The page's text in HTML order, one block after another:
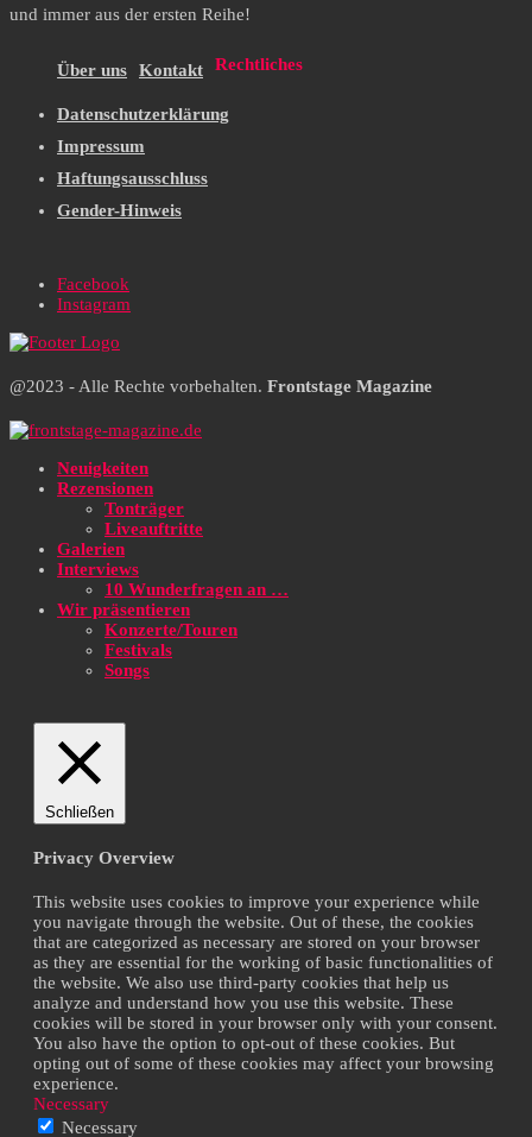
und immer aus der ersten Reihe!
Über uns Kontakt Rechtliches
Datenschutzerklärung
Impressum
Haftungsausschluss
Gender-Hinweis
Facebook
Instagram
@2023 - Alle Rechte vorbehalten. Frontstage Magazine
Neuigkeiten
Rezensionen
Tonträger
Liveauftritte
Galerien
Interviews
10 Wunderfragen an …
Wir präsentieren
Konzerte/Touren
Festivals
Songs
Schließen
Privacy Overview
This website uses cookies to improve your experience while
you navigate through the website. Out of these, the cookies
that are categorized as necessary are stored on your browser
as they are essential for the working of basic functionalities of
the website. We also use third-party cookies that help us
analyze and understand how you use this website. These
cookies will be stored in your browser only with your consent.
You also have the option to opt-out of these cookies. But
opting out of some of these cookies may affect your browsing
experience.
Necessary
Necessary